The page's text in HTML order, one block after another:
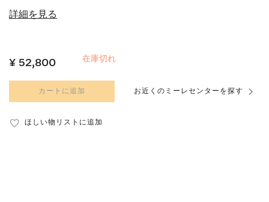
詳細を見る
¥ 52,800 在庫切れ
カートに追加 お近くのミーレセンターを探す
ほしい物リストに追加